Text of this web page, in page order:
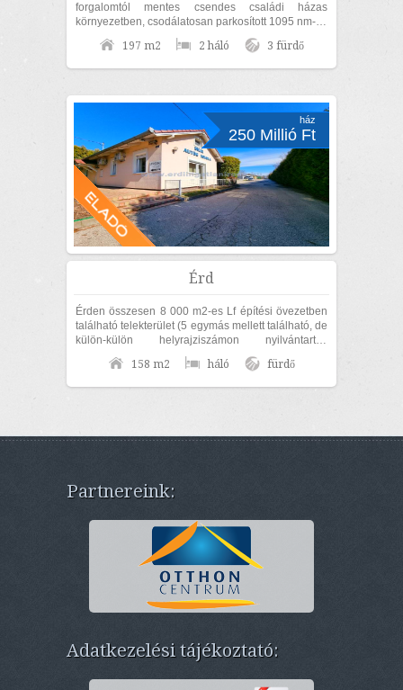
forgalomtól mentes csendes családi házas
környezetben, csodálatosan parkosított 1095 nm-es
díszkertben, nettó 170nm lakóterületű családi...
197 m2 2 háló 3 fürdő
ház
250 Millió Ft
Érd
Érden összesen 8 000 m2-es Lf építési övezetben
található telekterület (5 egymás mellett található, de
külön-külön helyrajziszámon nyilvántartott
területből áll), 158 m2-es...
158 m2 háló fürdő
Partnereink:
Adatkezelési tájékoztató: